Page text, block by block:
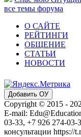
все темы форума
О САЙТЕ
РЕЙТИНГИ
ОБЩЕНИЕ
СТАТЬИ
НОВОСТИ
Добавить ОУ
Copyright © 2015 -
E-mail:
03-33, +7 926 274-
консультации https://